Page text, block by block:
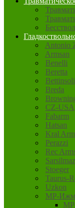
Antonio
Armsan
Benelli
Beretta
Bettinsoli
Breda
CZ-USA
Fabarm
Hatsan
Kral
Perazzi
Rec
Sarsilmaz
Stoeger
Taurus-
Uzkon
MP-